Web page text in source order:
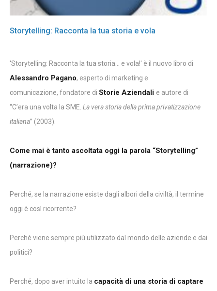
Storytelling: Racconta la tua storia e vola
'Storytelling: Racconta la tua storia... e vola!' è il nuovo libro di
Alessandro Pagano, esperto di marketing e
comunicazione, fondatore di Storie Aziendali e autore di
“C’era una volta la SME. La vera storia della prima privatizzazione
italiana” (2003).
Come mai è tanto ascoltata oggi la parola “Storytelling”
(narrazione)?
Perché, se la narrazione esiste dagli albori della civiltà, il termine
oggi è così ricorrente?
Perché viene sempre più utilizzato dal mondo delle aziende e dai
politici?
Perché, dopo aver intuito la capacità di una storia di captare